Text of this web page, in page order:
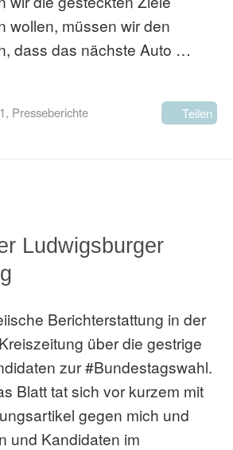
wollen, müssen wir den
dass das nächste Auto …
, Presseberichte Teilen
Ludwigsburger
Berichterstattung in der
über die gestrige
zur #Bundestagswahl.
Blatt tat sich vor kurzem mit
gegen mich und
und Kandidaten im